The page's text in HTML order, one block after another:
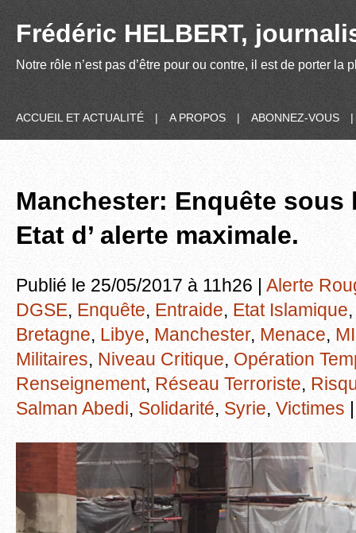
Frédéric HELBERT,
Notre rôle n’est pas d’être pour ou contre, il est de porter
ACCUEIL ET ACTUALITÉ | A PROPOS | ABONNEZ-VOUS |
Manchester: Enquête sous
Etat d’ alerte maximale.
Publié le 25/05/2017 à 11h26 | Alerte
DGSE, Enquête, Entraide, Etat Islamique
Bretagne, Libye, Manchester, Menace,
Militaires, Niveau Critique, Opération
Renseignement, Réseau Terroriste,
Salman Abedi, Solidarité, Syrie, Victimes